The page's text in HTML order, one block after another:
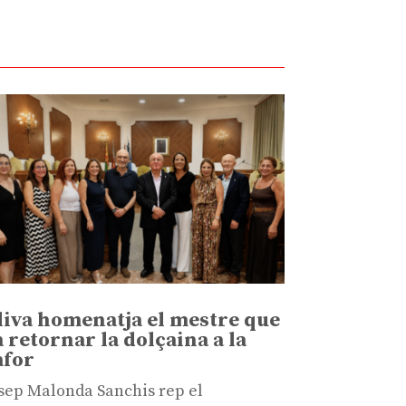
homenatja el mestre que
retornar la dolçaina a la
Malonda Sanchis rep el